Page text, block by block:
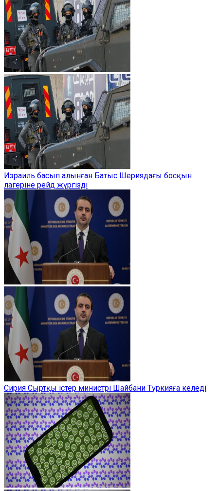
Израиль басып алынған Батыс Шериядағы босқын
лагеріне рейд жүргізді
Сирия Сыртқы істер министрі Шайбани Түркияға келеді